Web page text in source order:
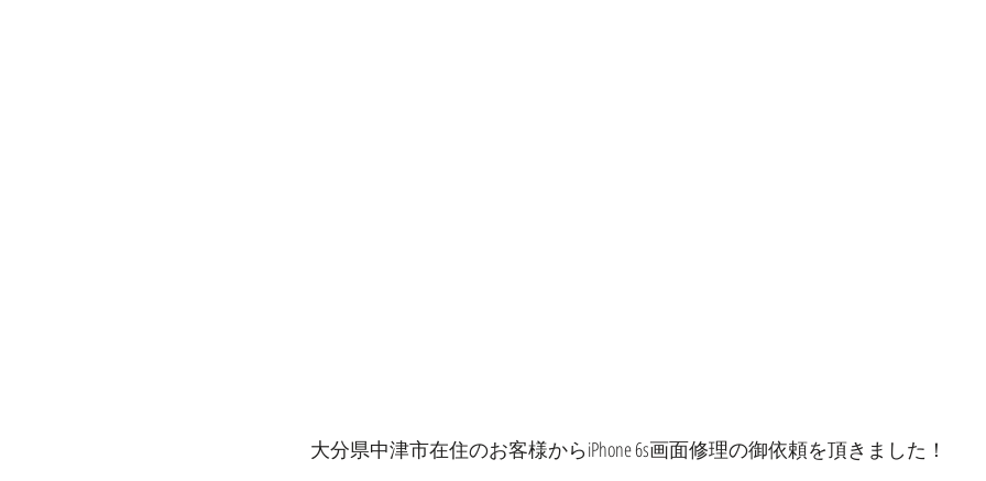
大分県中津市在住のお客様からiPhone 6s画面修理の御依頼を頂きました！